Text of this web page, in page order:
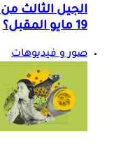
الجيل الثالث
19 مايو المقبل؟
صور و فيديوهات